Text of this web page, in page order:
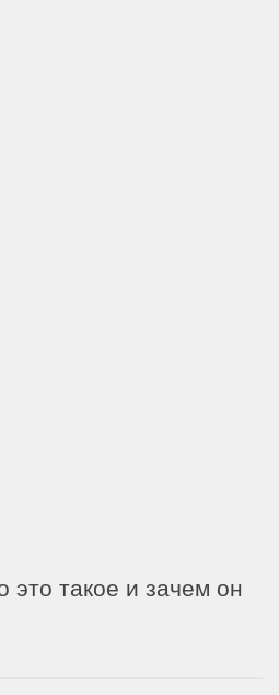
это такое и зачем он